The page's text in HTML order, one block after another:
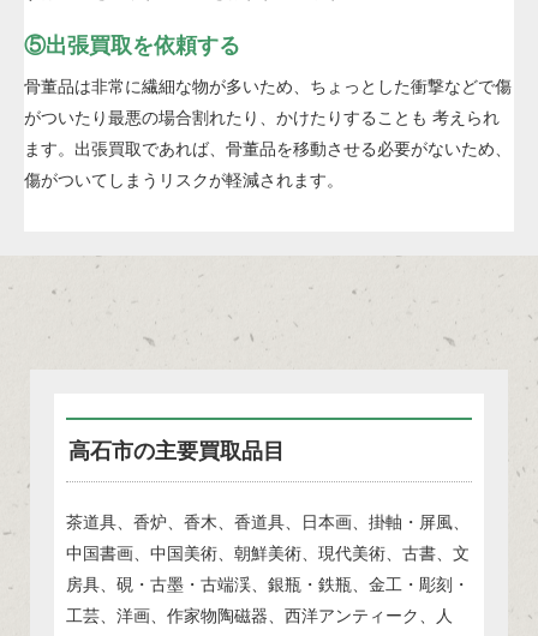
⑤出張買取を依頼する
骨董品は非常に繊細な物が多いため、ちょっとした衝撃などで傷
がついたり最悪の場合割れたり、かけたりすることも 考えられ
ます。出張買取であれば、骨董品を移動させる必要がないため、
傷がついてしまうリスクが軽減されます。
高石市の主要買取品目
茶道具、香炉、香木、香道具、日本画、掛軸・屏風、
中国書画、中国美術、朝鮮美術、現代美術、古書、文
房具、硯・古墨・古端渓、銀瓶・鉄瓶、金工・彫刻・
工芸、洋画、作家物陶磁器、西洋アンティーク、人